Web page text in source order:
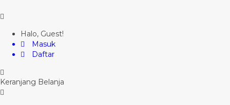
Halo, Guest!
Masuk
Daftar
Keranjang Belanja